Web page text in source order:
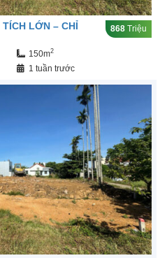
LỚN – CHỈ
868 Triệu
150m2
1 tuần trước